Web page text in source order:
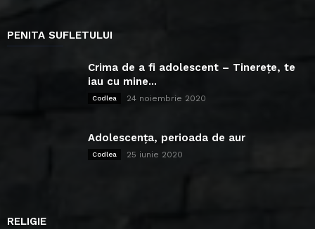
PENITA SUFLETULUI
Crima de a fi adolescent – Tinerețe, te
iau cu mine...
Codlea 24 noiembrie 2020
Adolescența, perioada de aur
Codlea 25 iunie 2020
RELIGIE